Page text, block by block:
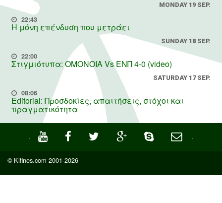
MONDAY 19 SEP.
22:43
Η μόνη επένδυση που μετράει
SUNDAY 18 SEP.
22:00
Στιγμιότυπα: ΟΜΟΝΟΙΑ Vs ΕΝΠ 4-0 (video)
SATURDAY 17 SEP.
08:06
Editorial: Προσδοκίες, απαιτήσεις, στόχοι και
πραγματικότητα
· ·
© Kifines.com 2001-2026